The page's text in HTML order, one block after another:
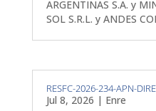
ARGENTINAS S.A. y
SOL S.R.L. y ANDES
RESFC-2026-234-APN-
Jul 8, 2026 | Enre